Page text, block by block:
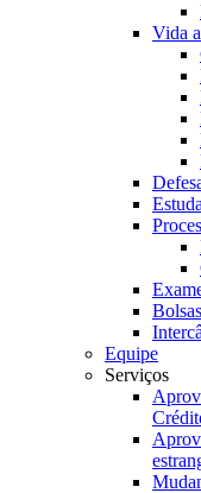
Vida
Bolsas
Equipe
Serviços